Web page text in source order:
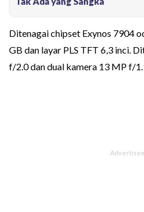
Ditenagai chipset Exynos 7904
GB dan layar PLS TFT 6,3 inci.
f/2.0 dan dual kamera 13 MP f/